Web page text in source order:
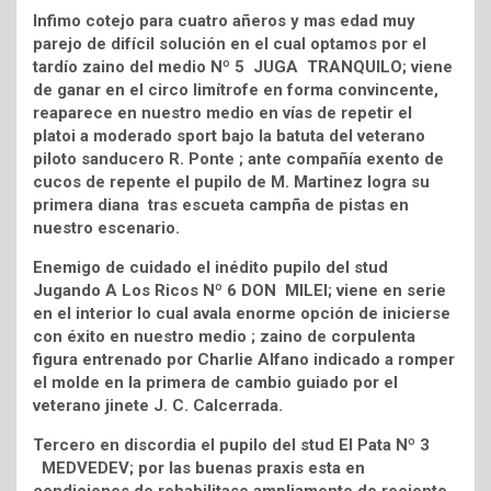
Infimo cotejo para cuatro añeros y mas edad muy
parejo de difícil solución en el cual optamos por el
tardío zaino del medio Nº 5 JUGA TRANQUILO; viene
de ganar en el circo limítrofe en forma convincente,
reaparece en nuestro medio en vías de repetir el
platoi a moderado sport bajo la batuta del veterano
piloto sanducero R. Ponte ; ante compañía exento de
cucos de repente el pupilo de M. Martinez logra su
primera diana tras escueta campña de pistas en
nuestro escenario.
Enemigo de cuidado el inédito pupilo del stud
Jugando A Los Ricos Nº 6 DON MILEI; viene en serie
en el interior lo cual avala enorme opción de inicierse
con éxito en nuestro medio ; zaino de corpulenta
figura entrenado por Charlie Alfano indicado a romper
el molde en la primera de cambio guiado por el
veterano jinete J. C. Calcerrada.
Tercero en discordia el pupilo del stud El Pata Nº 3
MEDVEDEV; por las buenas praxis esta en